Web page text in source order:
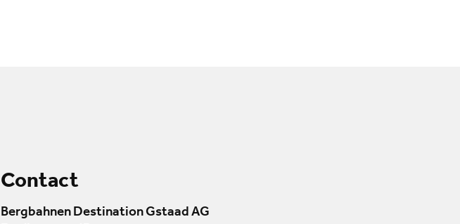
Contact
Bergbahnen Destination Gstaad AG